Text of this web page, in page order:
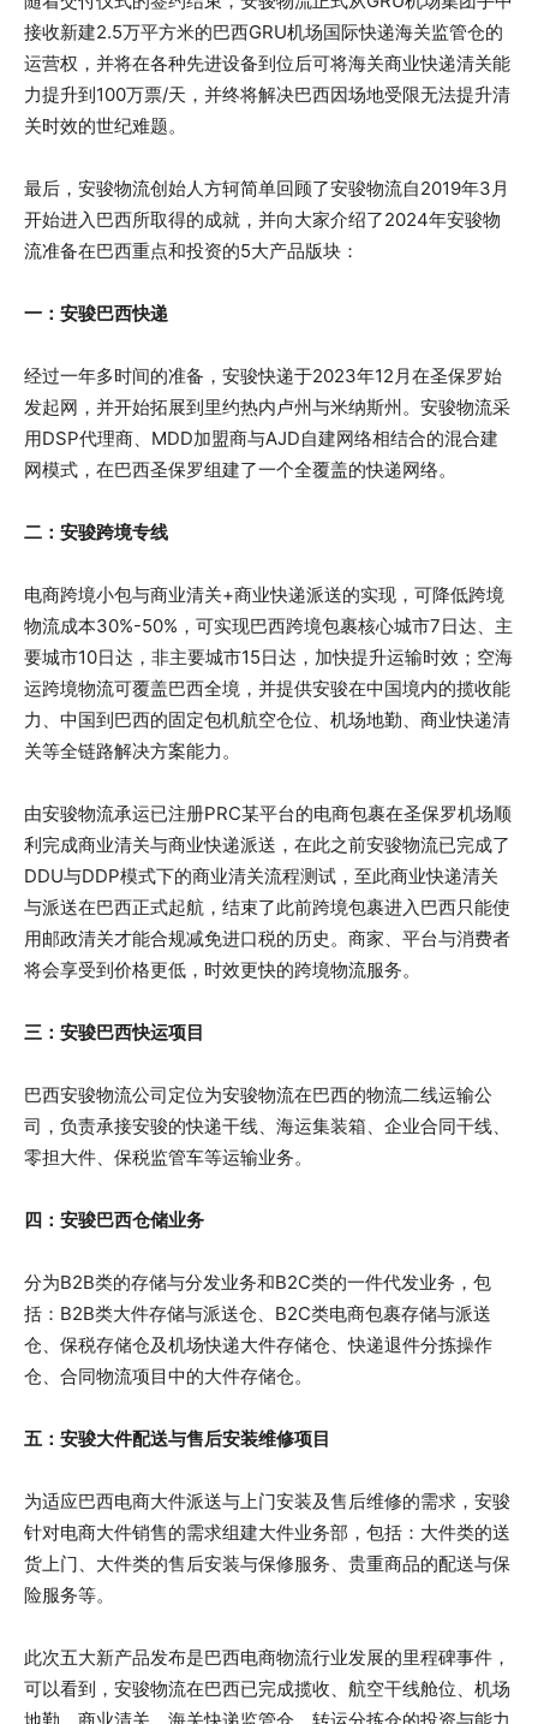
接收新建2.5万平方米的巴西GRU机场国际快递海关监管仓的
运营权，并将在各种先进设备到位后可将海关商业快递清关能
力提升到100万票/天，并终将解决巴西因场地受限无法提升清
关时效的世纪难题。
最后，安骏物流创始人方轲简单回顾了安骏物流自2019年3月
开始进入巴西所取得的成就，并向大家介绍了2024年安骏物
流准备在巴西重点和投资的5大产品版块：
一： 安骏巴西快递
经过一年多时间的准备，安骏快递于2023年12月在圣保罗始
发起网，并开始拓展到里约热内卢州与米纳斯州。安骏物流采
用DSP代理商、MDD加盟商与AJD自建网络相结合的混合建
网模式，在巴西圣保罗组建了一个全覆盖的快递网络。
二：安骏跨境专线
电商跨境小包与商业清关+商业快递派送的实现，可降低跨境
物流成本30%-50%，可实现巴西跨境包裹核心城市7日达、主
要城市10日达，非主要城市15日达，加快提升运输时效；空海
运跨境物流可覆盖巴西全境，并提供安骏在中国境内的揽收能
力、中国到巴西的固定包机航空仓位、机场地勤、商业快递清
关等全链路解决方案能力。
由安骏物流承运已注册PRC某平台的电商包裹在圣保罗机场顺
利完成商业清关与商业快递派送，在此之前安骏物流已完成了
DDU与DDP模式下的商业清关流程测试，至此商业快递清关
与派送在巴西正式起航，结束了此前跨境包裹进入巴西只能使
用邮政清关才能合规减免进口税的历史。商家、平台与消费者
将会享受到价格更低，时效更快的跨境物流服务。
三： 安骏巴西快运项目
巴西安骏物流公司定位为安骏物流在巴西的物流二线运输公
司，负责承接安骏的快递干线、海运集装箱、企业合同干线、
零担大件、保税监管车等运输业务。
四： 安骏巴西仓储业务
分为B2B类的存储与分发业务和B2C类的一件代发业务，包
括：B2B类大件存储与派送仓、B2C类电商包裹存储与派送
仓、保税存储仓及机场快递大件存储仓、快递退件分拣操作
仓、合同物流项目中的大件存储仓。
五： 安骏大件配送与售后安装维修项目
为适应巴西电商大件派送与上门安装及售后维修的需求，安骏
针对电商大件销售的需求组建大件业务部，包括：大件类的送
货上门、大件类的售后安装与保修服务、贵重商品的配送与保
险服务等。
此次五大新产品发布是巴西电商物流行业发展的里程碑事件，
可以看到，安骏物流在巴西已完成揽收、航空干线舱位、机场
地勤、商业清关、海关快递监管仓、转运分拣仓的投资与能力